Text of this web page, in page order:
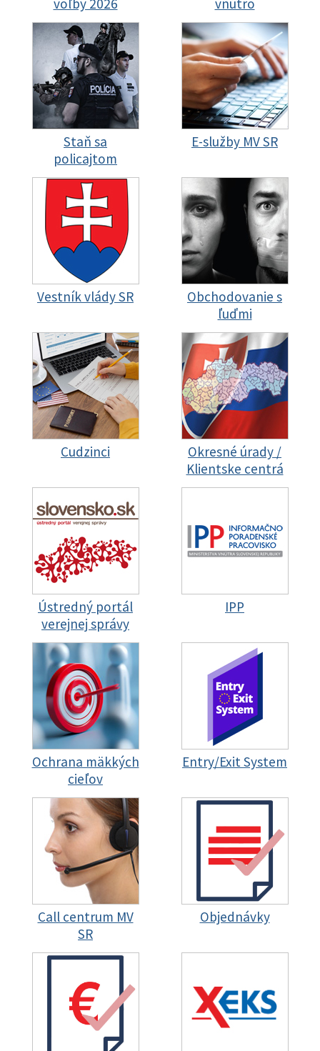
voľby 2026 vnútro
Staň sa
policajtom
E-služby MV SR
Vestník vlády SR
Obchodovanie s
ľuďmi
Cudzinci
Okresné úrady /
Klientske centrá
Ústredný portál
verejnej správy
IPP
Ochrana mäkkých
cieľov
Entry/Exit System
Call centrum MV
SR
Objednávky